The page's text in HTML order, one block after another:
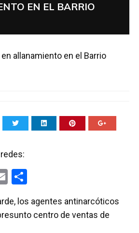
EN EL BARRIO
E
ail m
p
los agentes antinarcóticos
centro de ventas de